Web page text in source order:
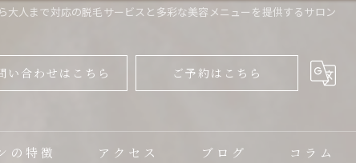
大人まで対応の脱毛サービスと多彩な美容メニューを提供するサロン
い合わせはこちら ご予約はこちら
の特徴 アクセス ブログ コラム